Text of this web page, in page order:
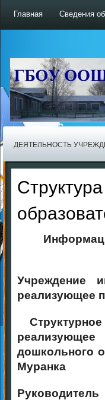
Главная Сведения
ДЕЯТЕЛЬНОСТЬ
Учреждение
реализующее
дошкольного
Муранка